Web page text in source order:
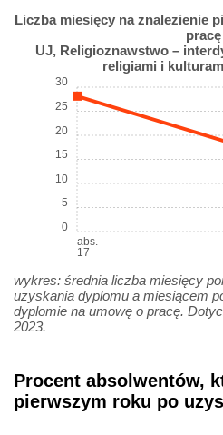
Liczba miesięcy na znalezienie
pracę
UJ, Religioznawstwo –
religiami i
abs.
17
0
5
10
15
20
25
30
wykres: średnia liczba miesięcy
uzyskania dyplomu a miesiącem
dyplomie na umowę o pracę.
2023.
Procent absolwentów,
pierwszym roku po